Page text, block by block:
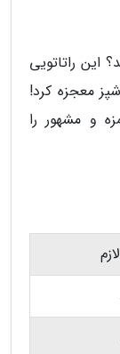
این راتاتویی
معجزه کرد!
و مشهور را